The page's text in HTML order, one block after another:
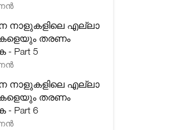
നാളുകളിലെ എല്ലാ
തരണം
Part 5
നാളുകളിലെ എല്ലാ
തരണം
Part 6